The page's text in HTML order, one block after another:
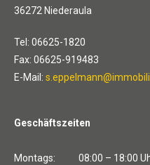
36272 Niederaula
Tel: 06625-1820
Fax: 06625-919483
E-Mail:
Geschäftszeiten
Montags: 08:00 – 18:00